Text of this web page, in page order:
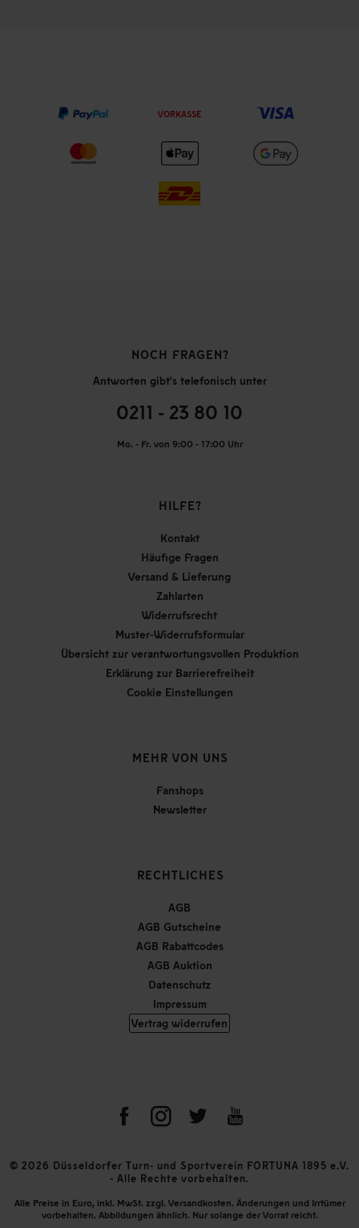
VORKASSE
NOCH FRAGEN?
Antworten gibt's telefonisch unter
0211 - 23 80 10
Mo. - Fr. von 9:00 - 17:00 Uhr
HILFE?
Kontakt
Häufige Fragen
Versand & Lieferung
Zahlarten
Widerrufsrecht
Muster-Widerrufsformular
Übersicht zur verantwortungsvollen Produktion
Erklärung zur Barrierefreiheit
Cookie Einstellungen
MEHR VON UNS
Fanshops
Newsletter
RECHTLICHES
AGB
AGB Gutscheine
AGB Rabattcodes
AGB Auktion
Datenschutz
Impressum
Vertrag widerrufen
© 2026 Düsseldorfer Turn- und Sportverein FORTUNA 1895 e.V.
- Alle Rechte vorbehalten.
Alle Preise in Euro, inkl. MwSt. zzgl. Versandkosten. Änderungen und Irrtümer
vorbehalten. Abbildungen ähnlich. Nur solange der Vorrat reicht.